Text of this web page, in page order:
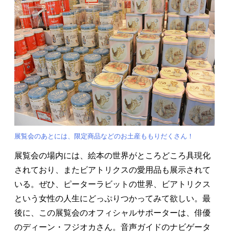
展覧会のあとには、限定商品などのお土産ももりだくさん！
展覧会の場内には、絵本の世界がところどころ具現化
されており、またビアトリクスの愛用品も展示されて
いる。ぜひ、ピーターラビットの世界、ビアトリクス
という女性の人生にどっぷりつかってみて欲しい。最
後に、この展覧会のオフィシャルサポーターは、俳優
のディーン・フジオカさん。音声ガイドのナビゲータ